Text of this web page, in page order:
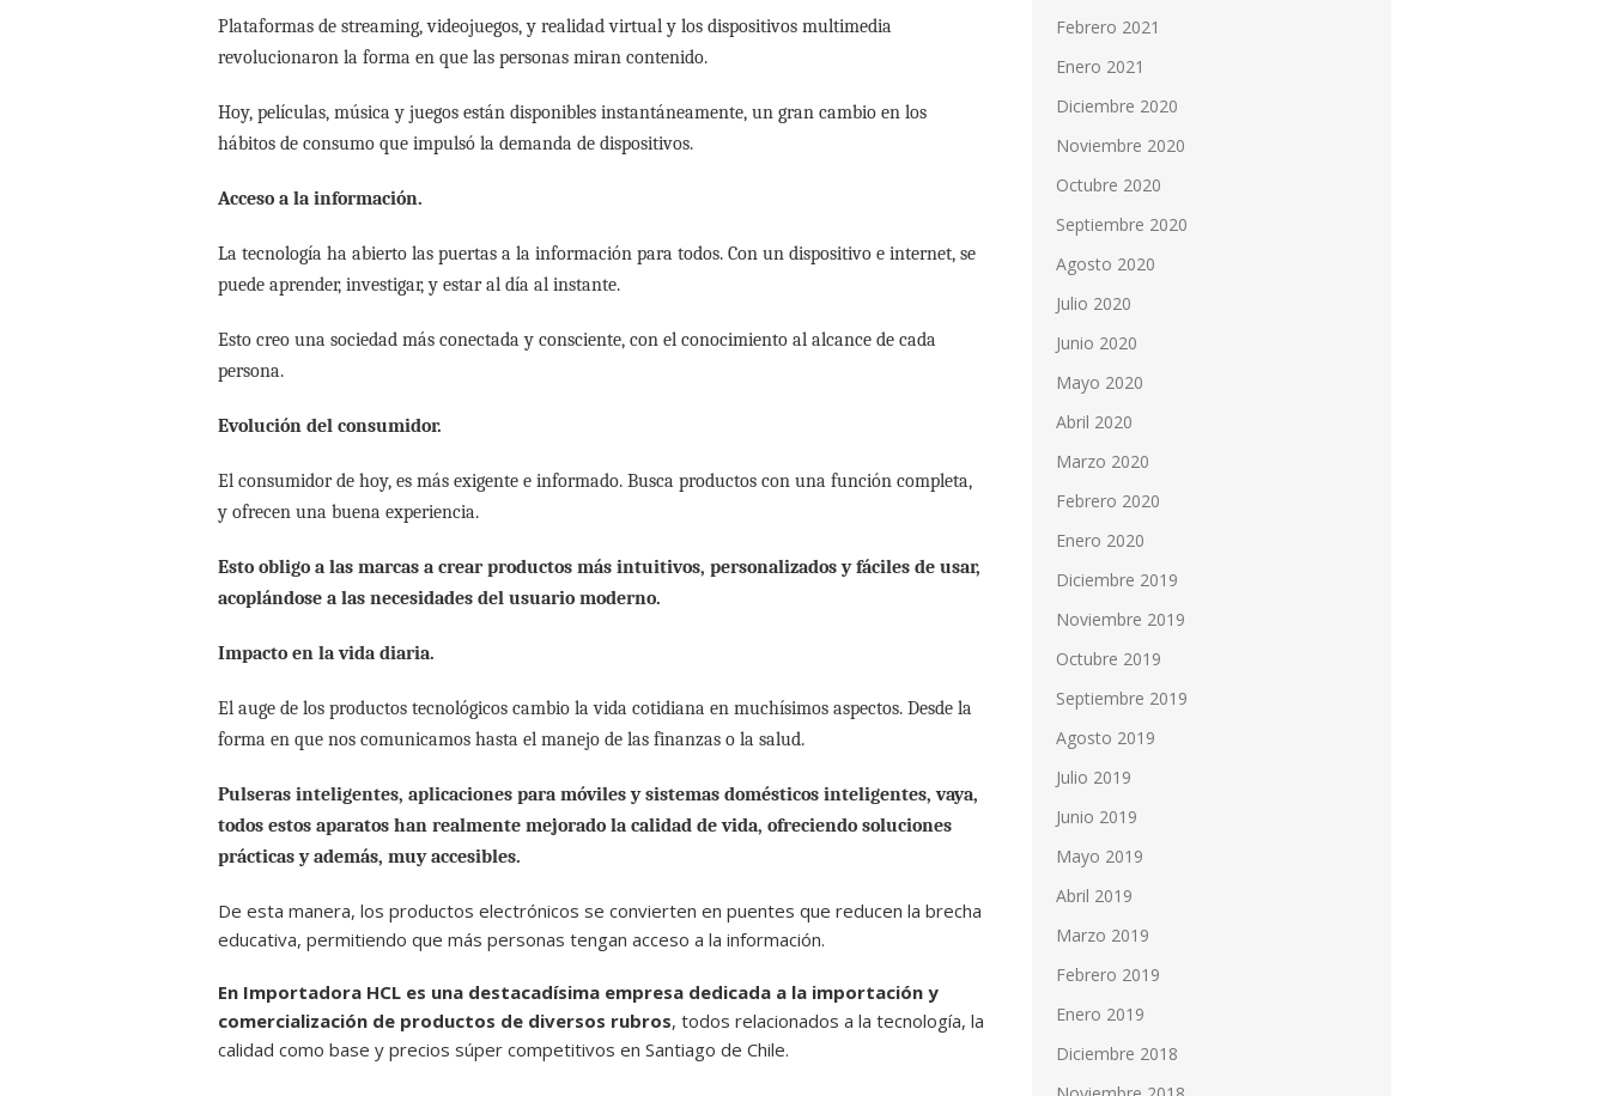
Plataformas de streaming, videojuegos, y realidad virtual y los dispositivos multimedia
revolucionaron la forma en que las personas miran contenido.
Hoy, películas, música y juegos están disponibles instantáneamente, un gran cambio en los
hábitos de consumo que impulsó la demanda de dispositivos.
Acceso a la información.
La tecnología ha abierto las puertas a la información para todos. Con un dispositivo e internet, se
puede aprender, investigar, y estar al día al instante.
Esto creo una sociedad más conectada y consciente, con el conocimiento al alcance de cada
persona.
Evolución del consumidor.
El consumidor de hoy, es más exigente e informado. Busca productos con una función completa,
y ofrecen una buena experiencia.
Esto obligo a las marcas a crear productos más intuitivos, personalizados y fáciles de usar,
acoplándose a las necesidades del usuario moderno.
Impacto en la vida diaria.
El auge de los productos tecnológicos cambio la vida cotidiana en muchísimos aspectos. Desde la
forma en que nos comunicamos hasta el manejo de las finanzas o la salud.
Pulseras inteligentes, aplicaciones para móviles y sistemas domésticos inteligentes, vaya,
todos estos aparatos han realmente mejorado la calidad de vida, ofreciendo soluciones
prácticas y además, muy accesibles.
De esta manera, los productos electrónicos se convierten en puentes que reducen la brecha
educativa, permitiendo que más personas tengan acceso a la información.
En Importadora HCL es una destacadísima empresa dedicada a la importación y
comercialización de productos de diversos rubros, todos relacionados a la tecnología, la
calidad como base y precios súper competitivos en Santiago de Chile.
Febrero 2021
Enero 2021
Diciembre 2020
Noviembre 2020
Octubre 2020
Septiembre 2020
Agosto 2020
Julio 2020
Junio 2020
Mayo 2020
Abril 2020
Marzo 2020
Febrero 2020
Enero 2020
Diciembre 2019
Noviembre 2019
Octubre 2019
Septiembre 2019
Agosto 2019
Julio 2019
Junio 2019
Mayo 2019
Abril 2019
Marzo 2019
Febrero 2019
Enero 2019
Diciembre 2018